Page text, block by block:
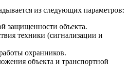
из следующих параметров:
защищенности объекта.
техники (сигнализации и
охранников.
объекта и транспортной